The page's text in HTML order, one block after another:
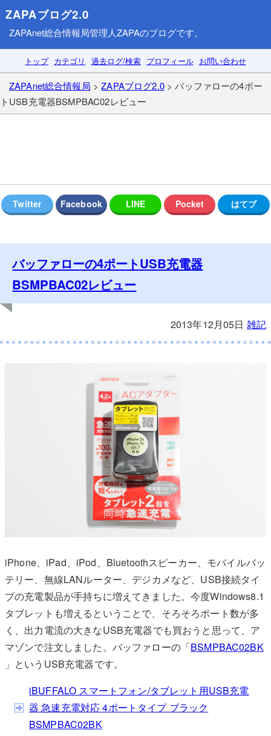
ZAPAブログ2.0
ZAPAnet総合情報局管理人ZAPAのブログです。
トップ カテゴリ 過去ログ/検索 プロフィール お問い合わせ
ZAPAnet総合情報局 >ZAPAブログ2.0> バッファローの4ポー
トUSB充電器BSMPBAC02レビュー
バッファローの4ポートUSB充電器
BSMPBAC02レビュー
2013年12月05日 雑記
iPhone、iPad、iPod、Bluetoothスピーカー、モバイルバッ
テリー、無線LANルーター、デジカメなど、USB接続タイ
プの充電製品が手持ちに増えてきました。今度Windows8.1
タブレットも増えるということで、そろそろポート数が多
く、出力電流の大きなUSB充電器でも買おうと思って、ア
マゾンで注文しました。バッファローの「BSMPBAC02BK
」というUSB充電器です。
iBUFFALO スマートフォン/タブレット用USB充電
器 急速充電対応 4ポートタイプ ブラック
BSMPBAC02BK